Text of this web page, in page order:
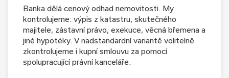
Banka dělá cenový odhad nemovitosti. My
kontrolujeme: výpis z katastru, skutečného
majitele, zástavní právo, exekuce, věcná břemena a
jiné hypotéky. V nadstandardní variantě volitelně
zkontrolujeme i kupní smlouvu za pomocí
spolupracující právní kanceláře.